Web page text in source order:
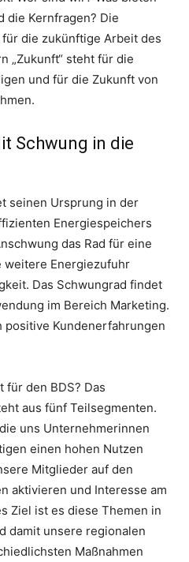
die Kernfragen? Die
die zukünftige Arbeit des
„Zukunft“ steht für die
und für die Zukunft von
Schwung in die
seinen Ursprung in der
Energiespeichers
das Rad für eine
weitere Energiezufuhr
Das Schwungrad findet
im Bereich Marketing.
positive Kundenerfahrungen
für den BDS? Das
aus fünf Teilsegmenten.
uns Unternehmerinnen
einen hohen Nutzen
Mitglieder auf den
aktivieren und Interesse am
Ziel ist es diese Themen in
damit unsere regionalen
Maßnahmen